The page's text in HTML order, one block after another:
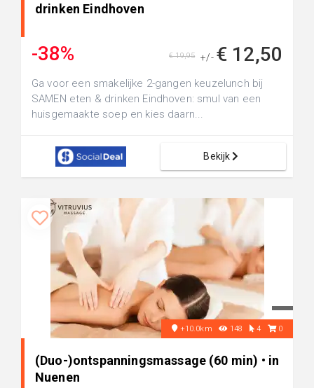
drinken Eindhoven
-38% +/- € 12,50
€ 19,95
Ga voor een smakelijke 2-gangen keuzelunch bij
SAMEN eten & drinken Eindhoven: smul van een
huisgemaakte soep en kies daarn...
Bekijk
+10.0km 148 4 0
(Duo-)ontspanningsmassage (60 min) • in
Nuenen